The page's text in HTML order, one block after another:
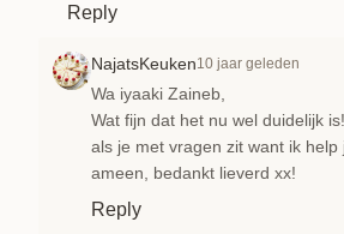
Reply
NajatsKeuken10 jaar geleden
Wa iyaaki Zaineb,
Wat fijn dat het nu wel duidelijk
als je met vragen zit want ik help
ameen, bedankt lieverd xx!
Reply